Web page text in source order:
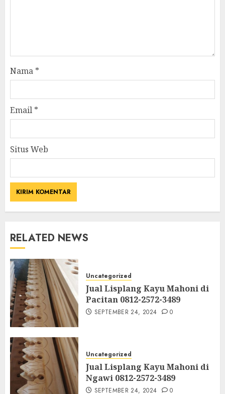
Nama *
Email *
Situs Web
RELATED NEWS
Uncategorized
Jual Lisplang Kayu Mahoni di
Pacitan 0812-2572-3489
SEPTEMBER 24, 2024 0
Uncategorized
Jual Lisplang Kayu Mahoni di
Ngawi 0812-2572-3489
SEPTEMBER 24, 2024 0